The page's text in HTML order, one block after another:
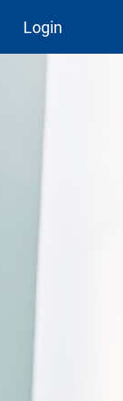
Login